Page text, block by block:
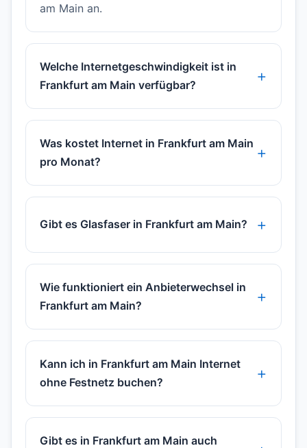
am Main an.
Welche Internetgeschwindigkeit ist in
Frankfurt am Main verfügbar?
Was kostet Internet in Frankfurt am Main
pro Monat?
Gibt es Glasfaser in Frankfurt am Main?
Wie funktioniert ein Anbieterwechsel in
Frankfurt am Main?
Kann ich in Frankfurt am Main Internet
ohne Festnetz buchen?
Gibt es in Frankfurt am Main auch